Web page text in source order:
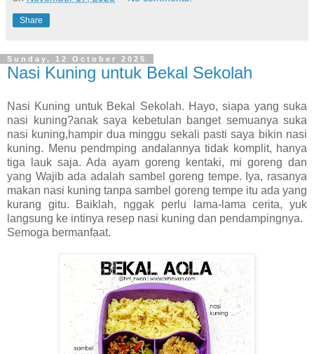
Share
Sunday, 12 October 2025
Nasi Kuning untuk Bekal Sekolah
Nasi Kuning untuk Bekal Sekolah. Hayo, siapa yang suka
nasi kuning?anak saya kebetulan banget semuanya suka
nasi kuning,hampir dua minggu sekali pasti saya bikin nasi
kuning. Menu pendmping andalannya tidak komplit, hanya
tiga lauk saja. Ada ayam goreng kentaki, mi goreng dan
yang Wajib ada adalah sambel goreng tempe. Iya, rasanya
makan nasi kuning tanpa sambel goreng tempe itu ada yang
kurang gitu. Baiklah, nggak perlu lama-lama cerita, yuk
langsung ke intinya resep nasi kuning dan pendampingnya.
Semoga bermanfaat.